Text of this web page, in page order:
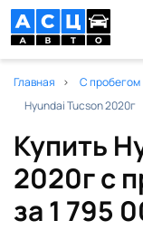
Главная С пробегом
Hyundai Tucson 2020г
Купить
2020г с
за 1 795